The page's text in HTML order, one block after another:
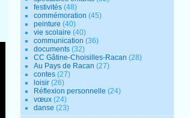
festivités (48)
commémoration (45)
peinture (40)
vie scolaire (40)
communication (36)
documents (32)
CC Gâtine-Choisilles-Racan (28)
Au Pays de Racan (27)
contes (27)
loisir (26)
Réflexion personnelle (24)
vœux (24)
danse (23)